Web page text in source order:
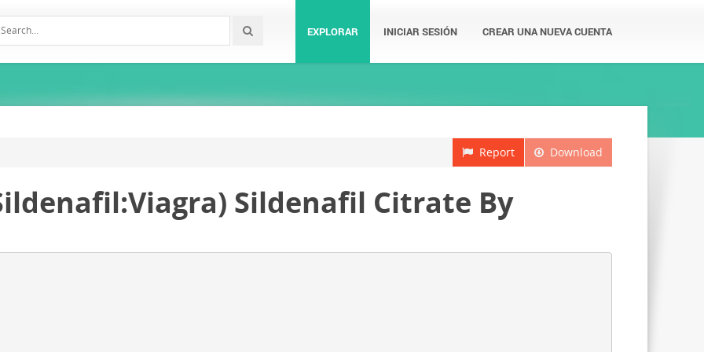
EXPLORAR INICIAR SESIÓN CREAR UNA NUEVA CUENTA
Download
Report
Sildenafil Citrate By